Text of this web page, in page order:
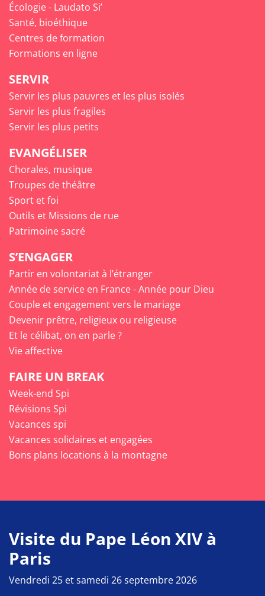
Écologie - Laudato Si’
Santé, bioéthique
Centres de formation
Formations en ligne
SERVIR
Servir les plus pauvres et les plus isolés
Servir les plus fragiles
Servir les plus petits
EVANGÉLISER
Chorales, musique
Troupes de théâtre
Sport et foi
Outils et Missions de rue
Patrimoine sacré
S’ENGAGER
Partir en volontariat à l’étranger
Année de service en France - Année pour Dieu
Couple et engagement vers le mariage
Devenir prêtre, religieux ou religieuse
Et le célibat, on en parle ?
Vie affective
FAIRE UN BREAK
Week-end Spi
Révisions Spi
Vacances spi
Vacances solidaires et engagées
Bons plans locations à la montagne
Visite du Pape Léon XIV à
Paris
Vendredi 25 et samedi 26 septembre 2026